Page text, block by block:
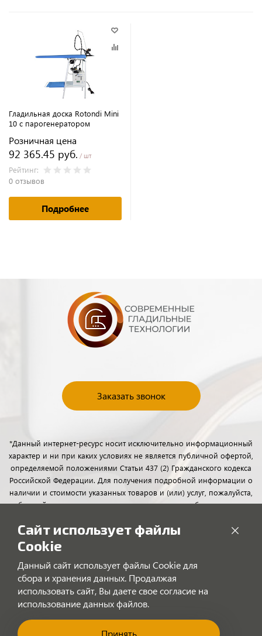
Гладильная доска Rotondi Mini
10 с парогенератором
Розничная цена
92 365.45 руб. / шт
Рейтинг:
0 отзывов
Подробнее
Заказать звонок
*Данный интернет-ресурс носит исключительно информационный
характер и ни при каких условиях не является публичной офертой,
определяемой положениями Статьи 437 (2) Гражданского кодекса
Российской Федерации. Для получения подробной информации о
наличии и стоимости указанных товаров и (или) услуг, пожалуйста,
обращайтесь к менеджерам отдела клиентского обслуживания с
Сайт использует файлы
Cookie
Данный сайт использует файлы Cookie для
сбора и хранения данных. Продалжая
использовать сайт, Вы даете свое согласие на
использование данных файлов.
Принять